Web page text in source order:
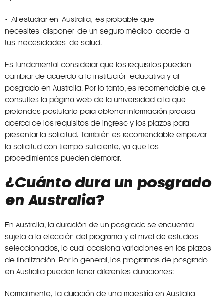
• Al estudiar en Australia, es probable que
necesites disponer de un seguro médico acorde a
tus necesidades de salud.
Es fundamental considerar que los requisitos pueden
cambiar de acuerdo a la institución educativa y al
posgrado en Australia. Por lo tanto, es recomendable que
consultes la página web de la universidad a la que
pretendes postularte para obtener información precisa
acerca de los requisitos de ingreso y los plazos para
presentar la solicitud. También es recomendable empezar
la solicitud con tiempo suficiente, ya que los
procedimientos pueden demorar.
¿Cuánto dura un posgrado
en Australia?
En Australia, la duración de un posgrado se encuentra
sujeta a la elección del programa y el nivel de estudios
seleccionados, lo cual ocasiona variaciones en los plazos
de finalización. Por lo general, los programas de posgrado
en Australia pueden tener diferentes duraciones:
Normalmente, la duración de una maestría en Australia